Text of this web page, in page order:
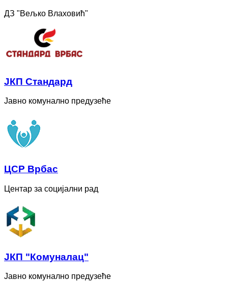
ДЗ "Вељко Влаховић"
ЈКП Стандард
Јавно комунално предузеће
ЦСР Врбас
Центар за социјални рад
ЈКП "Комуналац"
Јавно комунално предузеће